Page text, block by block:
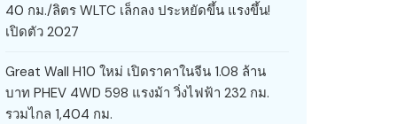
40 กม./ลิตร WLTC เล็กลง ประหยัดขึ้น แรงขึ้น!
เปิดตัว 2027
Great Wall H10 ใหม่ เปิดราคาในจีน 1.08 ล้าน
บาท PHEV 4WD 598 แรงม้า วิ่งไฟฟ้า 232 กม.
รวมไกล 1,404 กม.